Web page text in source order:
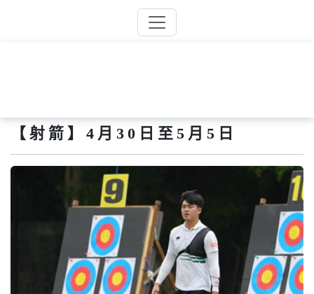
【射箭】4月30日至5月5日